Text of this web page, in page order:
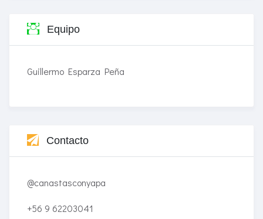
Equipo
Guillermo Esparza Peña
Contacto
@canastasconyapa
+56 9 62203041